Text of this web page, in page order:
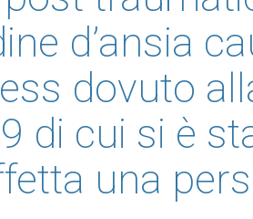
d’ansia
dovuto
di cui si è
una